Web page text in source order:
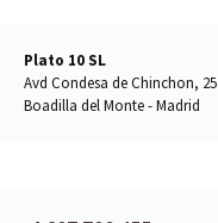
Plato 10 SL
Avd Condesa de Chinchon, 25
Boadilla del Monte - Madrid